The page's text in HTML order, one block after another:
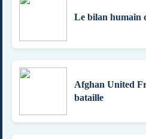
Le bilan humain
Afghan United
bataille